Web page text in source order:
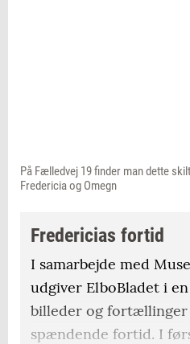
På Fælledvej 19 finder man dette
Fredericia og Omegn
Fredericias fortid
I samarbejde med
udgiver ElboBladet i
billeder og fortællinger
spændende fortid. I